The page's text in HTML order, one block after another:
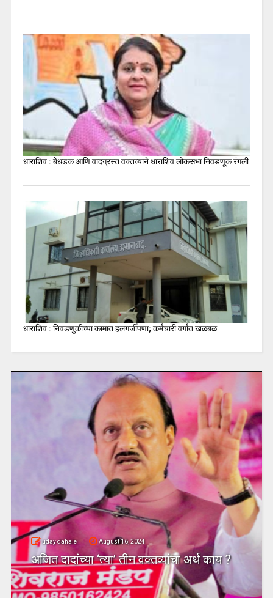
धाराशिव : बेधडक आणि वादग्रस्त वक्तव्याने धाराशिव लोकसभा निवडणूक रंगली
धाराशिव : निवडणुकीच्या कामात हलगर्जीपणा; कर्मचारी वर्गात खळबळ
uday dahale August 16, 2024
अजित दादांच्या ‘त्या’ तीन वक्तव्यांचा अर्थ काय ?